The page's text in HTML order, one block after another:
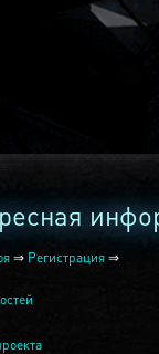
⇒ Регистрация ⇒